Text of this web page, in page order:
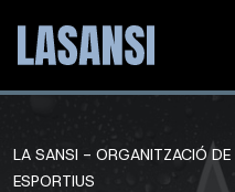
LA SANSI - ORGANITZACIÓ DE
ESPORTIUS